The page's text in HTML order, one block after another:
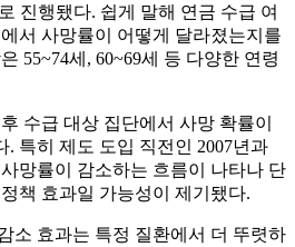
진행됐다. 쉽게 말해 연금 수급 여
서 사망률이 어떻게 달라졌는지를
55~74세, 60~69세 등 다양한 연령
수급 대상 집단에서 사망 확률이
. 특히 제도 도입 직전인 2007년과
망률이 감소하는 흐름이 나타나 단
책 효과일 가능성이 제기됐다.
소 효과는 특정 질환에서 더 뚜렷하